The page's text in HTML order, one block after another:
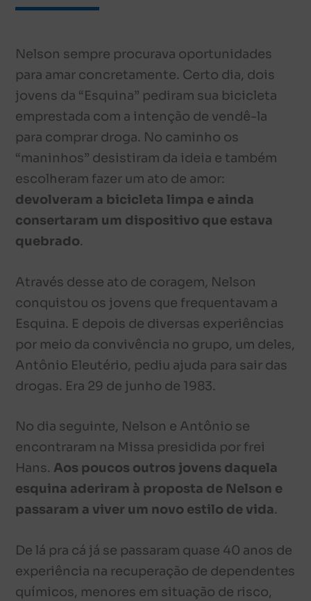
Nelson sempre procurava oportunidades
para amar concretamente. Certo dia, dois
jovens da “Esquina” pediram sua bicicleta
emprestada com a intenção de vendê-la
para comprar droga. No caminho os
“maninhos” desistiram da ideia e também
escolheram fazer um ato de amor:
devolveram a bicicleta limpa e ainda
consertaram um dispositivo que estava
quebrado.
Através desse ato de coragem, Nelson
conquistou os jovens que frequentavam a
Esquina. E depois de diversas experiências
por meio da convivência no grupo, um deles,
Antônio Eleutério, pediu ajuda para sair das
drogas. Era 29 de junho de 1983.
No dia seguinte, Nelson e Antônio se
encontraram na Missa presidida por frei
Hans. Aos poucos outros jovens daquela
esquina aderiram à proposta de Nelson e
passaram a viver um novo estilo de vida.
De lá pra cá já se passaram quase 40 anos de
experiência na recuperação de dependentes
químicos, menores em situação de risco,